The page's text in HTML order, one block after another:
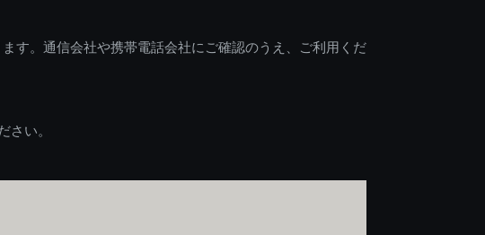
す。通信会社や携帯電話会社にご確認のうえ、ご利用くだ
さい。